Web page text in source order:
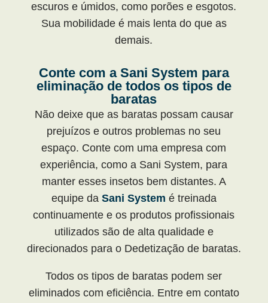
escuros e úmidos, como porões e esgotos.
Sua mobilidade é mais lenta do que as
demais.
Conte com a Sani System para
eliminação de todos os tipos de
baratas
Não deixe que as baratas possam causar
prejuízos e outros problemas no seu
espaço. Conte com uma empresa com
experiência, como a Sani System, para
manter esses insetos bem distantes. A
equipe da Sani System é treinada
continuamente e os produtos profissionais
utilizados são de alta qualidade e
direcionados para o Dedetização de baratas.
Todos os tipos de baratas podem ser
eliminados com eficiência. Entre em contato